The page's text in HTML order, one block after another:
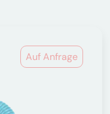
Auf Anfrage